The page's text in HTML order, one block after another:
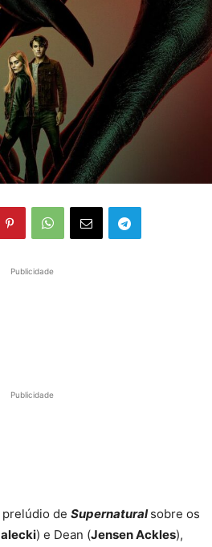
Publicidade
Publicidade
de Supernaturalsobre os
) e Dean (Jensen Ackles),